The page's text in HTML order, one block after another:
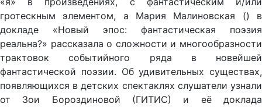
гротескным элементом, а Мария Малиновская () в
докладе «Новый эпос: фантастическая поэзия
реальна?» рассказала о сложности и многообразности
трактовок событийного ряда в новейшей
фантастической поэзии. Об удивительных существах,
появляющихся в детских спектаклях слушатели узнали
от Зои Бороздиновой (ГИТИС) и её доклада